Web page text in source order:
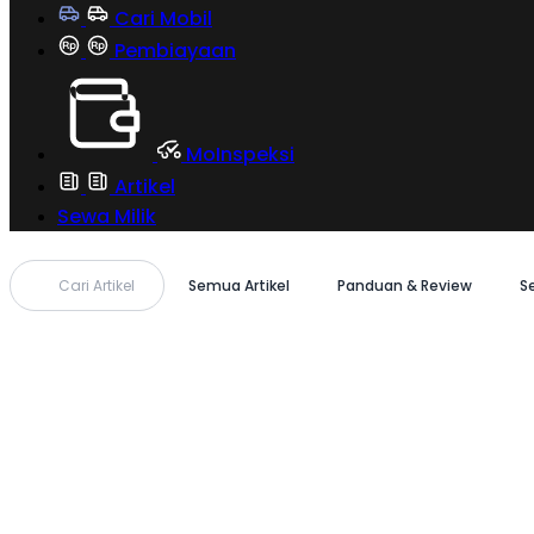
Cari Mobil
Pembiayaan
MoInspeksi
Artikel
Sewa Milik
Cari Artikel Semua Artikel Panduan & Review